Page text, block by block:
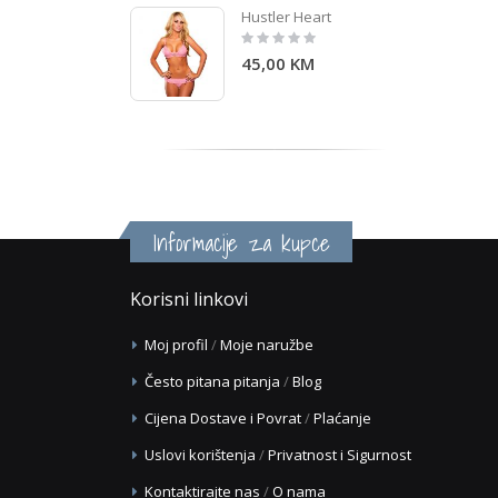
Hustler Heart
Rating:
0%
45,00 KM
Informacije za kupce
Korisni linkovi
Moj profil /Moje naružbe
Često pitana pitanja /Blog
Cijena Dostave i Povrat/Plaćanje
Uslovi korištenja /Privatnost i Sigurnost
Kontaktirajte nas /O nama